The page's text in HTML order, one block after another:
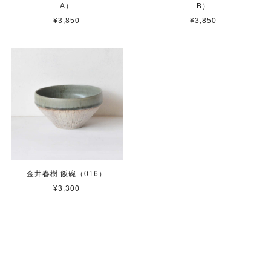
A）
¥3,850
B）
¥3,850
金井春樹 飯碗（016）
¥3,300